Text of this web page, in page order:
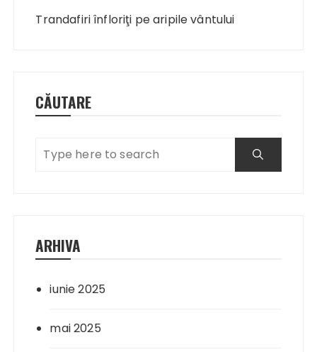
Trandafiri înfloriţi pe aripile vântului
CĂUTARE
ARHIVA
iunie 2025
mai 2025